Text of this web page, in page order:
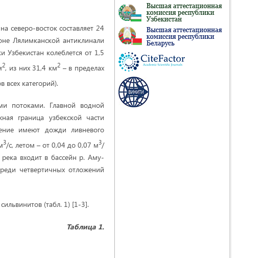
северо-восток составляет 24
Лялимканской антиклинали
колеблется от 1,5
2, из них 31,4 км2– в пределах
всех категорий).
потоками. Главной водной
граница узбекской части
имеют дожди ливневого
3/с, летом – от 0,04 до 0,07 м3/
входит в бассейн р. Аму-
четвертичных отложений
(табл. 1) [1-3].
Таблица 1.